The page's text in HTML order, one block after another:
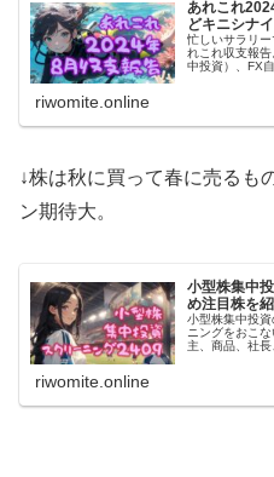
あれこれ
どキニシナイ
忙しいサラリ
れこれ収支報
中投資）、FX
riwomite.online
↓株は秋に買って春に売るも
ン期待大。
小型株集中
め注目株を紹
小型株集中投
ニングをおこ
主、商品、社
ン（4019）に
riwomite.online